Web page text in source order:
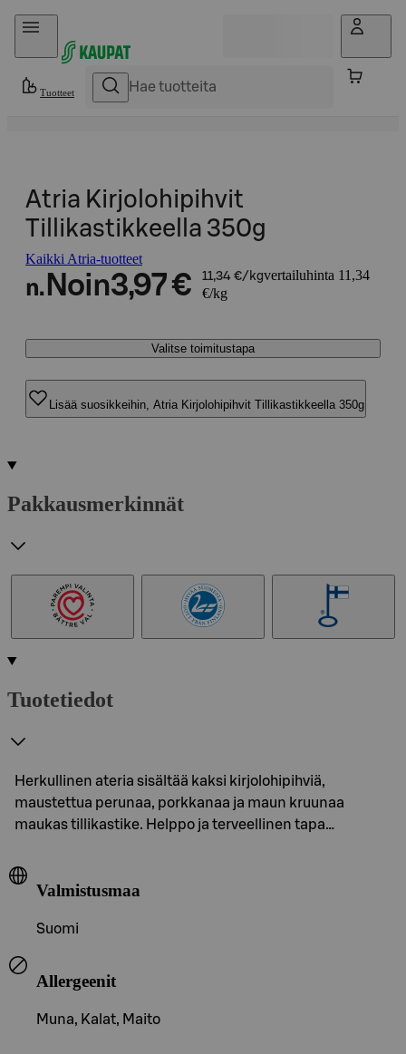
Hyppää sisältöön
Tuotteet
Atria Kirjolohipihvit
Tillikastikkeella 350g
Kaikki Atria-tuotteet
n. Noin3,97 € 11,34 €/kgvertailuhinta 11,34
€/kg
Valitse toimitustapa
Lisää suosikkeihin, Atria Kirjolohipihvit Tillikastikkeella 350g
Pakkausmerkinnät
Tuotetiedot
Herkullinen ateria sisältää kaksi kirjolohipihviä,
maustettua perunaa, porkkanaa ja maun kruunaa
maukas tillikastike. Helppo ja terveellinen tapa…
Valmistusmaa
Suomi
Allergeenit
Muna, Kalat, Maito